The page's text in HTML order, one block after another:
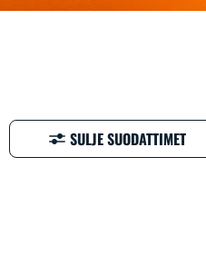
SULJE SUODATTIMET